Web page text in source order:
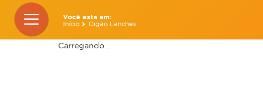
Você esta em:
Início Digão Lanches
Carregando...